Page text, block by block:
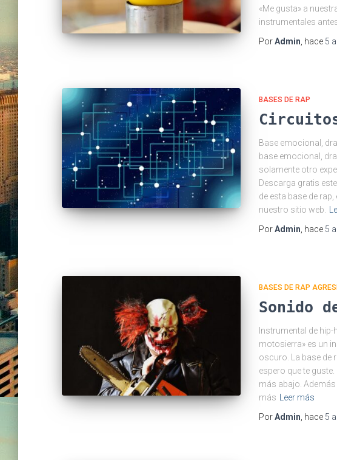
«Me gusta» a
instrumentales
PorAdmin , hace 5
BASES DE RAP
Base emocional,
base emocional,
solamente otro
Descarga gratis
de esta base de
nuestro sitio web.
PorAdmin , hace 5
BASES DE RAP
Sonido
Instrumental de
motosierra» es un
oscuro. La base de
espero que te
más abajo.
más
Leer más
PorAdmin , hace 5